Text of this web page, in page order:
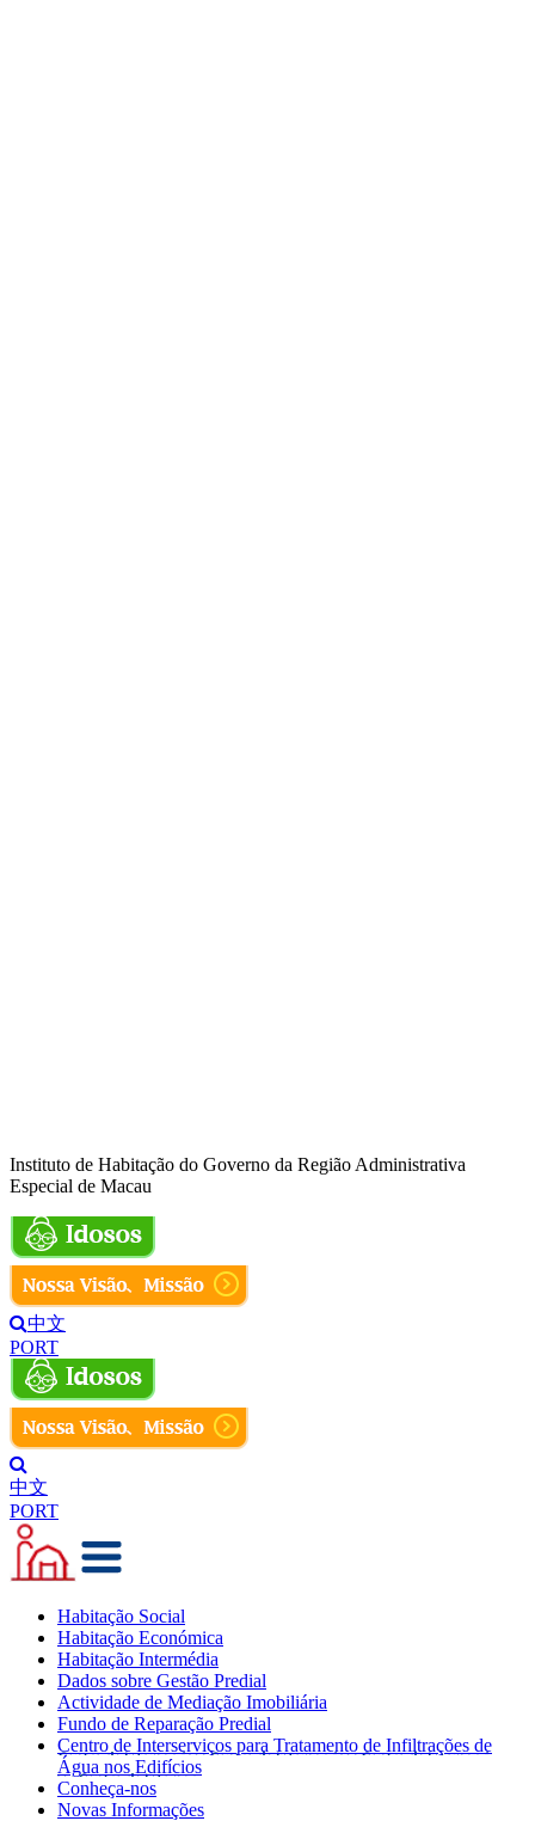
Instituto de Habitação do Governo da Região Administrativa
Especial de Macau
中文
PORT
中文
PORT
Habitação Social
Habitação Económica
Habitação Intermédia
Dados sobre Gestão Predial
Actividade de Mediação Imobiliária
Fundo de Reparação Predial
Centro de Interserviços para Tratamento de Infiltrações de
Água nos Edifícios
Conheça-nos
Novas Informações